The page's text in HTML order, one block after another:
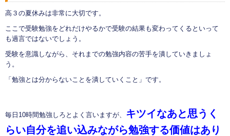
高３の夏休みは非常に大切です。
ここで受験勉強をどれだけやるかで受験の結果も変わってくるといって
も過言ではないでしょう。
受験を意識しながら、それまでの勉強内容の苦手を潰していきましょ
う。
「勉強とは分からないことを潰していくこと」です。
毎日10時間勉強しろとよく言いますが、
キツイなあと思うく
らい自分を追い込みながら勉強する価値はあり